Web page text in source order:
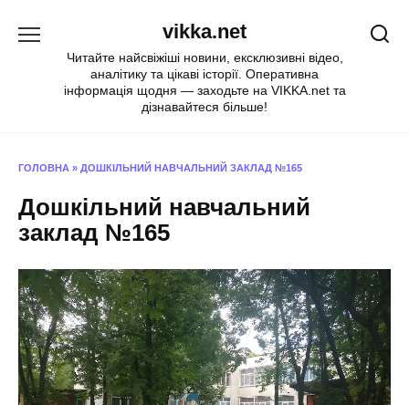
vikka.net
Читайте найсвіжіші новини, ексклюзивні відео,
аналітику та цікаві історії. Оперативна
інформація щодня — заходьте на VIKKA.net та
дізнавайтеся більше!
ГОЛОВНА » ДОШКІЛЬНИЙ НАВЧАЛЬНИЙ ЗАКЛАД №165
Дошкільний навчальний
заклад №165